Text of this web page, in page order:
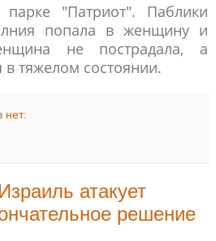
"Патриот". Паблики
попала в женщину и
не пострадала, а
тяжелом состоянии.
нет:
атакует
решение